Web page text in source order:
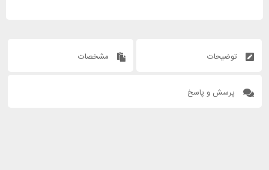
توضیحات مشخصات
پرسش و پاسخ